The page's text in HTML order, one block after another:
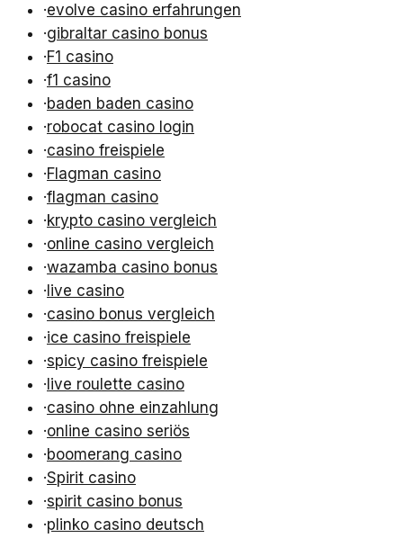
·evolve casino erfahrungen
·gibraltar casino bonus
·F1 casino
·f1 casino
·baden baden casino
·robocat casino login
·casino freispiele
·Flagman casino
·flagman casino
·krypto casino vergleich
·online casino vergleich
·wazamba casino bonus
· live casino
·casino bonus vergleich
·ice casino freispiele
·spicy casino freispiele
· live roulette casino
·casino ohne einzahlung
·online casino seriös
·boomerang casino
·Spirit casino
·spirit casino bonus
·plinko casino deutsch